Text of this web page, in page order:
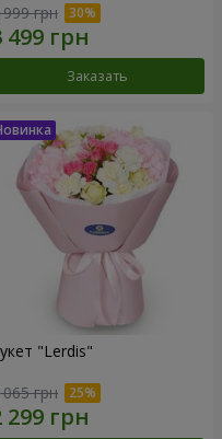
грн
Заказать
"Lerdis"
грн